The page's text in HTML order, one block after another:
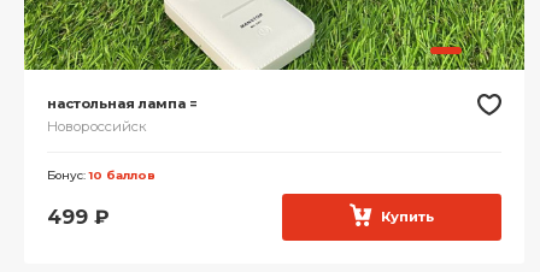
настольная лампа =
Новороссийск
Бонус:10 баллов
499 ₽ Купить